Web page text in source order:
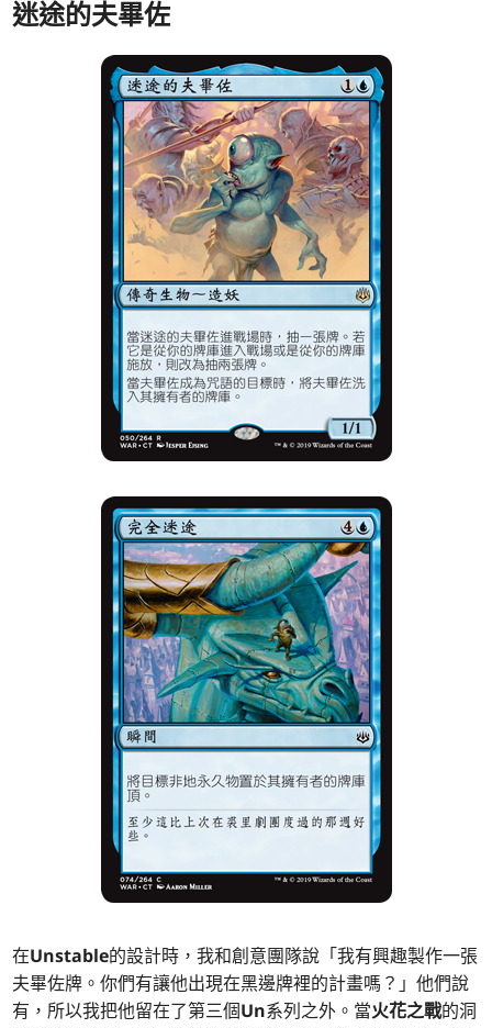
迷途的夫畢佐
在Unstable的設計時，我和創意團隊說「我有興趣製作一張
夫畢佐牌。你們有讓他出現在黑邊牌裡的計畫嗎？」他們說
有，所以我把他留在了第三個Un系列之外。當火花之戰的洞